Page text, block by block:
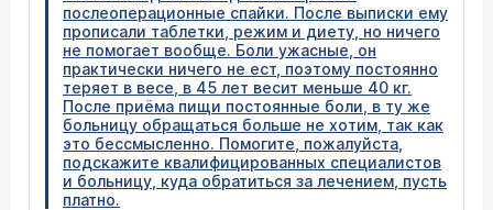
послеоперационные спайки. После выписки ему
прописали таблетки, режим и диету, но ничего
не помогает вообще. Боли ужасные, он
практически ничего не ест, поэтому постоянно
теряет в весе, в 45 лет весит меньше 40 кг.
После приёма пищи постоянные боли, в ту же
больницу обращаться больше не хотим, так как
это бессмысленно. Помогите, пожалуйста,
подскажите квалифицированных специалистов
и больницу, куда обратиться за лечением, пусть
платно.